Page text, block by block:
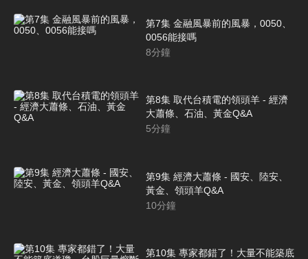
第7集 金融風暴前的風暴，0050、
0056能接嗎
8分鐘
第8集 取代台積電的領頭羊 - 經濟
大蕭條、石油、黃金Q&A
5分鐘
第9集 經濟大蕭條 - 國安、陸安、
黃金、領頭羊Q&A
10分鐘
第10集 專家都錯了！大量不能築底